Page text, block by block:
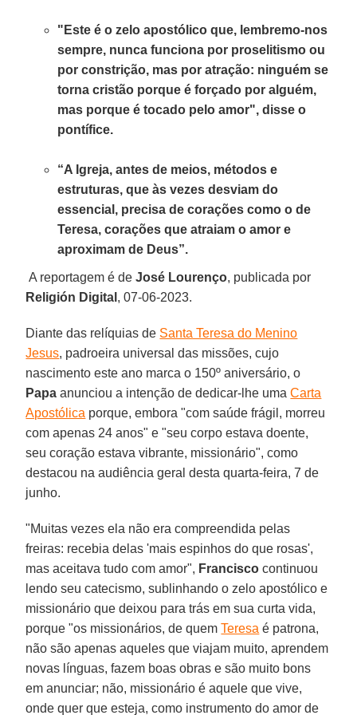
"Este é o zelo apostólico que, lembremo-nos
sempre, nunca funciona por proselitismo ou
por constrição, mas por atração: ninguém se
torna cristão porque é forçado por alguém,
mas porque é tocado pelo amor", disse o
pontífice.
“A Igreja, antes de meios, métodos e
estruturas, que às vezes desviam do
essencial, precisa de corações como o de
Teresa, corações que atraiam o amor e
aproximam de Deus”.
A reportagem é deJosé Lourenço, publicada por
Religión Digital , 07-06-2023.
Diante das relíquias de Santa Teresa do Menino
Jesus, padroeira universal das missões, cujo
nascimento este ano marca o 150º aniversário, o
Papa anunciou a intenção de dedicar-lhe umaCarta
Apostólica porque, embora "com saúde frágil, morreu
com apenas 24 anos" e "seu corpo estava doente,
seu coração estava vibrante, missionário", como
destacou na audiência geral desta quarta-feira, 7 de
junho.
"Muitas vezes ela não era compreendida pelas
freiras: recebia delas 'mais espinhos do que rosas',
mas aceitava tudo com amor", Francisco continuou
lendo seu catecismo, sublinhando o zelo apostólico e
missionário que deixou para trás em sua curta vida,
porque "os missionários, de quemTeresa é patrona,
não são apenas aqueles que viajam muito, aprendem
novas línguas, fazem boas obras e são muito bons
em anunciar; não, missionário é aquele que vive,
onde quer que esteja, como instrumento do amor de